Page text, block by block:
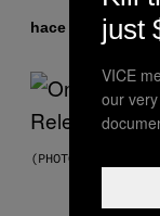
hace 7 horasPor
(PHOTO BY GARY
just
VICE
our